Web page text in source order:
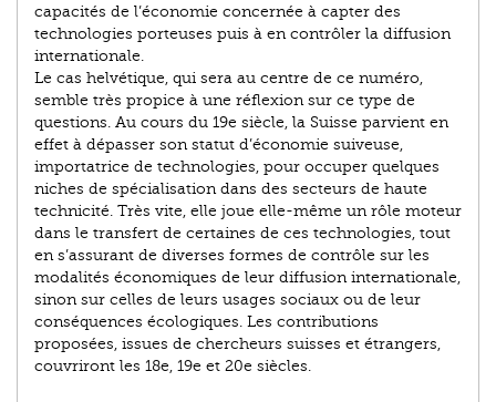
capacités de l’économie concernée à capter des
technologies porteuses puis à en contrôler la diffusion
internationale.
Le cas helvétique, qui sera au centre de ce numéro,
semble très propice à une réflexion sur ce type de
questions. Au cours du 19e siècle, la Suisse parvient en
effet à dépasser son statut d’économie suiveuse,
importatrice de technologies, pour occuper quelques
niches de spécialisation dans des secteurs de haute
technicité. Très vite, elle joue elle-même un rôle moteur
dans le transfert de certaines de ces technologies, tout
en s’assurant de diverses formes de contrôle sur les
modalités économiques de leur diffusion internationale,
sinon sur celles de leurs usages sociaux ou de leur
conséquences écologiques. Les contributions
proposées, issues de chercheurs suisses et étrangers,
couvriront les 18e, 19e et 20e siècles.